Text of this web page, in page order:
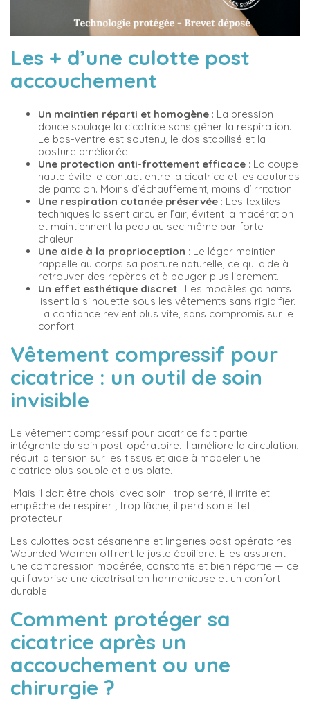
Les + d’une culotte post
accouchement
Un maintien réparti et homogène : La pression
douce soulage la cicatrice sans gêner la respiration.
Le bas-ventre est soutenu, le dos stabilisé et la
posture améliorée.
Une protection anti-frottement efficace : La coupe
haute évite le contact entre la cicatrice et les coutures
de pantalon. Moins d’échauffement, moins d’irritation.
Une respiration cutanée préservée : Les textiles
techniques laissent circuler l’air, évitent la macération
et maintiennent la peau au sec même par forte
chaleur.
Une aide à la proprioception : Le léger maintien
rappelle au corps sa posture naturelle, ce qui aide à
retrouver des repères et à bouger plus librement.
Un effet esthétique discret : Les modèles gainants
lissent la silhouette sous les vêtements sans rigidifier.
La confiance revient plus vite, sans compromis sur le
confort.
Vêtement compressif pour
cicatrice : un outil de soin
invisible
Le vêtement compressif pour cicatrice fait partie
intégrante du soin post-opératoire. Il améliore la circulation,
réduit la tension sur les tissus et aide à modeler une
cicatrice plus souple et plus plate.
Mais il doit être choisi avec soin : trop serré, il irrite et
empêche de respirer ; trop lâche, il perd son effet
protecteur.
Les culottes post césarienne et lingeries post opératoires
Wounded Women offrent le juste équilibre. Elles assurent
une compression modérée, constante et bien répartie — ce
qui favorise une cicatrisation harmonieuse et un confort
durable.
Comment protéger sa
cicatrice après un
accouchement ou une
chirurgie ?